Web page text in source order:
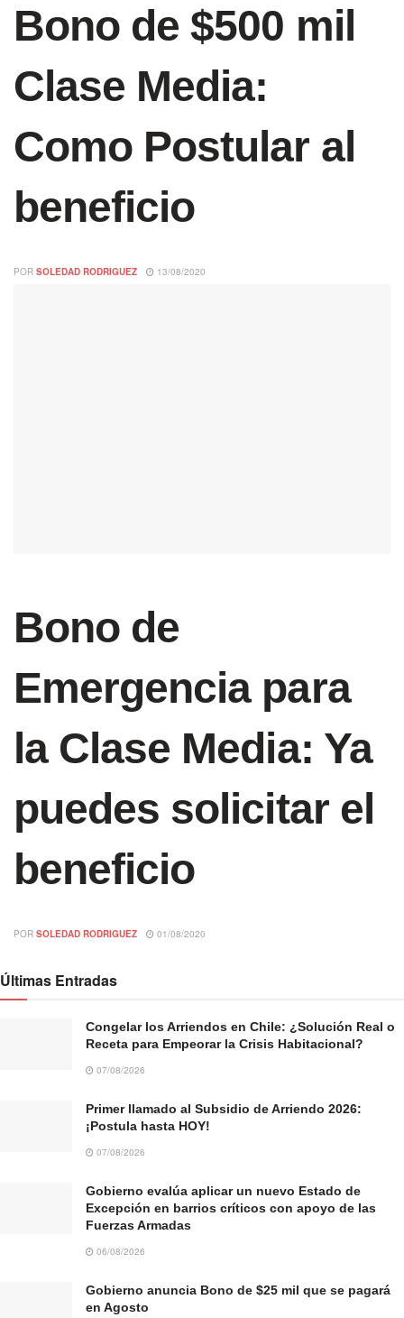
Bono de $500 mil
Clase Media:
Como Postular al
beneficio
POR SOLEDAD RODRIGUEZ 13/08/2020
Bono de
Emergencia para
la Clase Media: Ya
puedes solicitar el
beneficio
POR SOLEDAD RODRIGUEZ 01/08/2020
Últimas Entradas
Congelar los Arriendos en Chile: ¿Solución Real o
Receta para Empeorar la Crisis Habitacional?
07/08/2026
Primer llamado al Subsidio de Arriendo 2026:
¡Postula hasta HOY!
07/08/2026
Gobierno evalúa aplicar un nuevo Estado de
Excepción en barrios críticos con apoyo de las
Fuerzas Armadas
06/08/2026
Gobierno anuncia Bono de $25 mil que se pagará
en Agosto